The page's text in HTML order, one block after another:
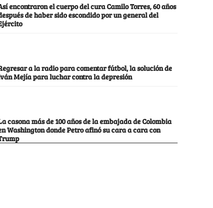
encontraron el cuerpo del cura Camilo Torres, 60 años
de haber sido escondido por un general del
a la radio para comentar fútbol, la solución de
Mejía para luchar contra la depresión
casona más de 100 años de la embajada de Colombia
Washington donde Petro afinó su cara a cara con